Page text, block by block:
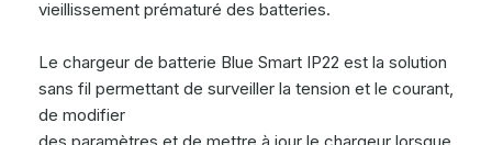
vieillissement prématuré des batteries.
Le chargeur de batterie Blue Smart IP22 est la solution
sans fil permettant de surveiller la tension et le courant,
de modifier